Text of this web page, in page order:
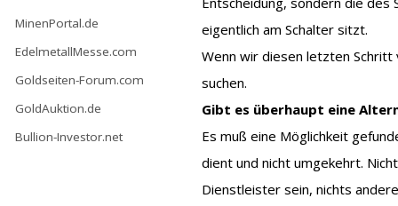
MinenPortal.de
EdelmetallMesse.com
Goldseiten-Forum.com
GoldAuktion.de
Bullion-Investor.net
eigentlich am Schalter sitzt.
Wenn wir diesen letzten
suchen.
Gibt es überhaupt eine
Es muß eine Möglichkeit
dient und nicht umgekehrt.
Dienstleister sein, nichts